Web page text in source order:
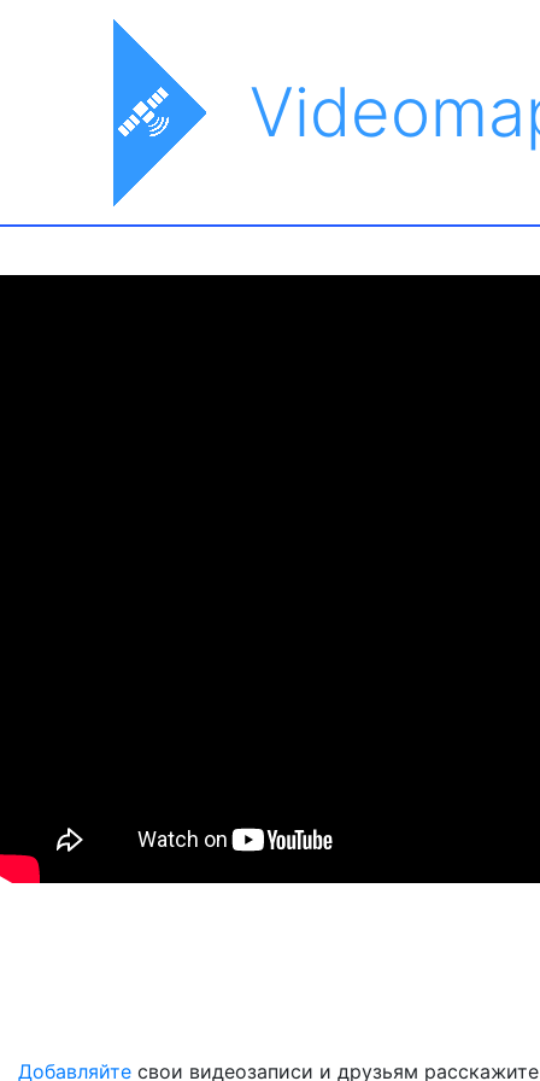
Добавляйте свои видеозаписи и друзьям